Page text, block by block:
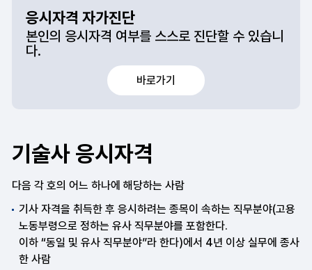
응시자격 자가진단
본인의 응시자격 여부를 스스로 진단할 수 있습니
다.
바로가기
기술사 응시자격
다음 각 호의 어느 하나에 해당하는 사람
기사 자격을 취득한 후 응시하려는 종목이 속하는 직무분야(고용
노동부령으로 정하는 유사 직무분야를 포함한다.
이하 “동일 및 유사 직무분야”라 한다)에서 4년 이상 실무에 종사
한 사람